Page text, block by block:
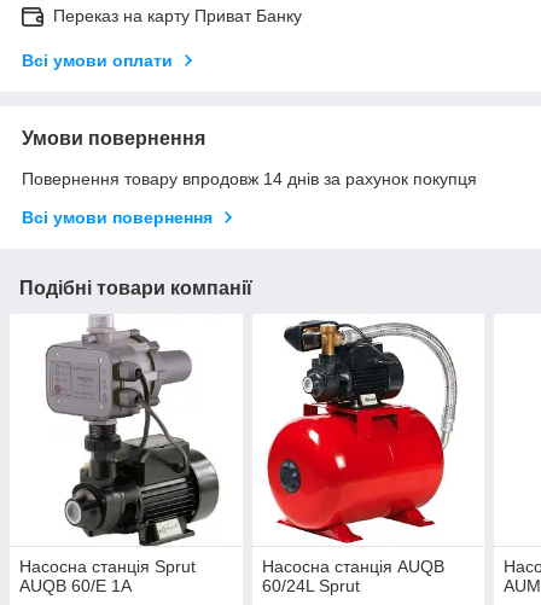
Переказ на карту Приват Банку
Всі умови оплати
Умови повернення
Повернення товару впродовж 14 днів за рахунок покупця
Всі умови повернення
Подібні товари компанії
Насосна станція Sprut
AUQB 60/E 1A
Насосна станція AUQB
60/24L Sprut